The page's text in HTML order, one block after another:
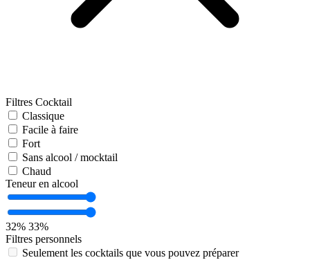
Filtres Cocktail
Classique
Facile à faire
Fort
Sans alcool / mocktail
Chaud
Teneur en alcool
32% 33%
Filtres personnels
Seulement les cocktails que vous pouvez préparer